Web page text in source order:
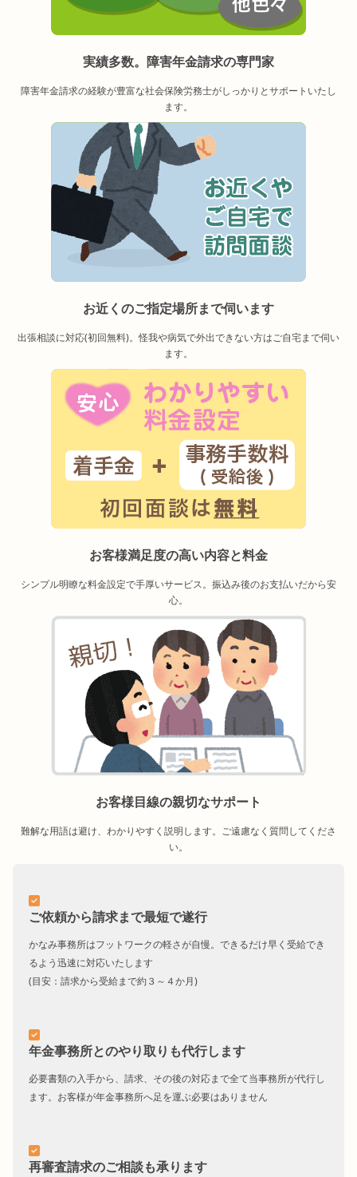
実績多数。障害年金請求の専門家
障害年金請求の経験が豊富な社会保険労務士がしっかりとサポートいたし
ます。
お近くのご指定場所まで伺います
出張相談に対応(初回無料)。怪我や病気で外出できない方はご自宅まで伺い
ます。
お客様満足度の高い内容と料金
シンプル明瞭な料金設定で手厚いサービス。振込み後のお支払いだから安
心。
お客様目線の親切なサポート
難解な用語は避け、わかりやすく説明します。ご遠慮なく質問してくださ
い。
ご依頼から請求まで最短で遂行
かなみ事務所はフットワークの軽さが自慢。できるだけ早く受給でき
るよう迅速に対応いたします
(目安：請求から受給まで約３～４か月)
年金事務所とのやり取りも代行します
必要書類の入手から、請求、その後の対応まで全て当事務所が代行し
ます。お客様が年金事務所へ足を運ぶ必要はありません
再審査請求のご相談も承ります